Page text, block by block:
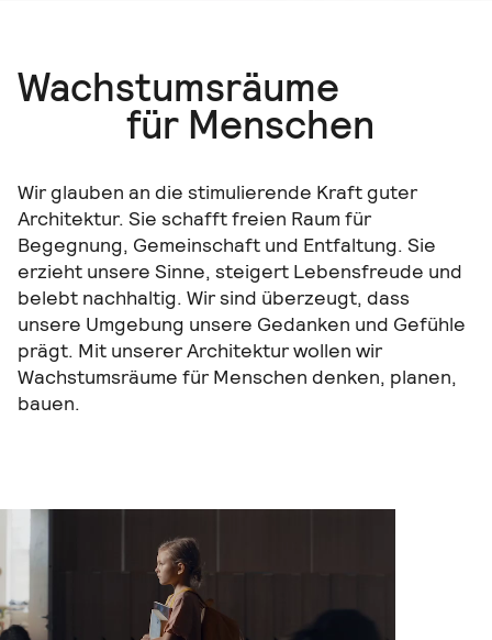
Wachstumsräume
für Menschen
Wir glauben an die stimulierende Kraft guter
Architektur. Sie schafft freien Raum für
Begegnung, Gemeinschaft und Entfaltung. Sie
erzieht unsere Sinne, steigert Lebensfreude und
belebt nachhaltig. Wir sind überzeugt, dass
unsere Umgebung unsere Gedanken und Gefühle
prägt. Mit unserer Architektur wollen wir
Wachstumsräume für Menschen denken, planen,
bauen.